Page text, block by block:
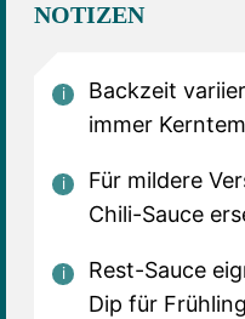
NOTIZEN
Backzeit
immer
Für mildere
Chili-Sauce
Rest-Sauce
Dip für